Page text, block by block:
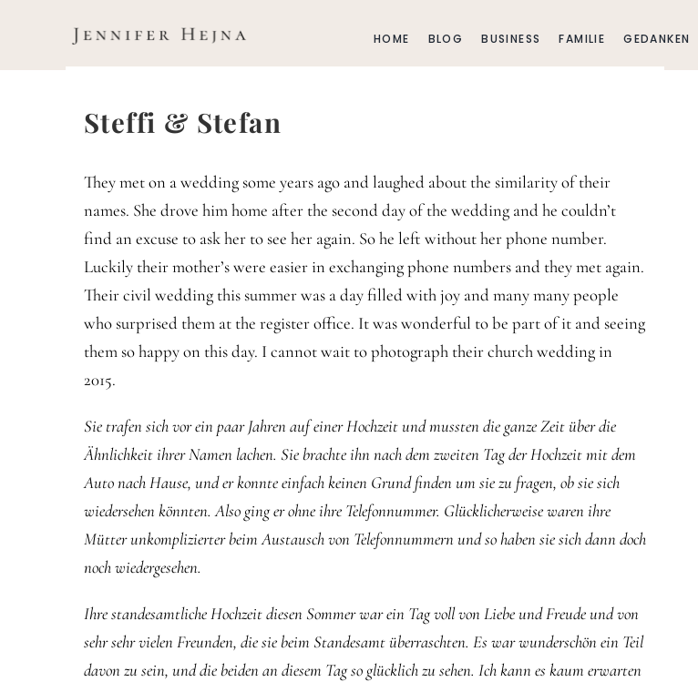
HOME BLOG BUSINESS FAMILIE GEDANKEN
Steffi & Stefan
They met on a wedding some years ago and laughed about the similarity of their
names. She drove him home after the second day of the wedding and he couldn’t
find an excuse to ask her to see her again. So he left without her phone number.
Luckily their mother’s were easier in exchanging phone numbers and they met again.
Their civil wedding this summer was a day filled with joy and many many people
who surprised them at the register office. It was wonderful to be part of it and seeing
them so happy on this day. I cannot wait to photograph their church wedding in
2015.
Sie trafen sich vor ein paar Jahren auf einer Hochzeit und mussten die ganze Zeit über die
Ähnlichkeit ihrer Namen lachen. Sie brachte ihn nach dem zweiten Tag der Hochzeit mit dem
Auto nach Hause, und er konnte einfach keinen Grund finden um sie zu fragen, ob sie sich
wiedersehen könnten. Also ging er ohne ihre Telefonnummer. Glücklicherweise waren ihre
Mütter unkomplizierter beim Austausch von Telefonnummern und so haben sie sich dann doch
noch wiedergesehen.
Ihre standesamtliche Hochzeit diesen Sommer war ein Tag voll von Liebe und Freude und von
sehr sehr vielen Freunden, die sie beim Standesamt überraschten. Es war wunderschön ein Teil
davon zu sein, und die beiden an diesem Tag so glücklich zu sehen. Ich kann es kaum erwarten